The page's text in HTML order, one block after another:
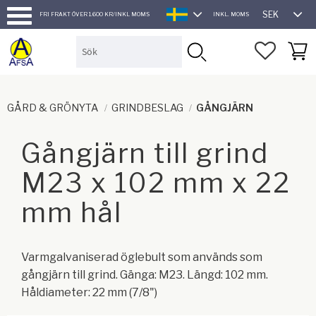
Meny
FRI FRAKT ÖVER 1.600 KR/INKL MOMS
SVENSKA
INKL. MOMS SEK
GÅRD & GRÖNYTA GRINDBESLAG GÅNGJÄRN
Gångjärn till grind
M23 x 102 mm x 22
mm hål
Varmgalvaniserad öglebult som används som
gångjärn till grind. Gänga: M23. Längd: 102 mm.
Håldiameter: 22 mm (7/8")